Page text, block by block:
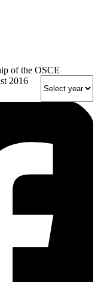
of the OSCE
2016